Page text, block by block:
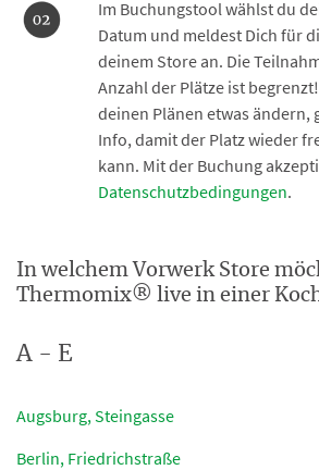
Im Buchungstool wählst du
Datum und meldest Dich für
deinem Store an. Die
Anzahl der Plätze ist
deinen Plänen etwas ändern,
Info, damit der Platz wieder
kann. Mit der Buchung
Datenschutzbedingungen.
In welchem Vorwerk Store
Thermomix® live in einer
A - E
Augsburg, Steingasse
Berlin, Friedrichstraße